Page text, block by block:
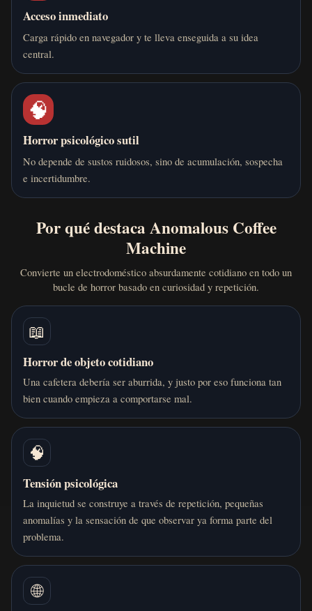
Acceso inmediato
Carga rápido en navegador y te lleva enseguida a su idea
central.
🧠
Horror psicológico sutil
No depende de sustos ruidosos, sino de acumulación, sospecha
e incertidumbre.
Por qué destaca Anomalous Coffee
Machine
Convierte un electrodoméstico absurdamente cotidiano en todo un
bucle de horror basado en curiosidad y repetición.
📖
Horror de objeto cotidiano
Una cafetera debería ser aburrida, y justo por eso funciona tan
bien cuando empieza a comportarse mal.
🧠
Tensión psicológica
La inquietud se construye a través de repetición, pequeñas
anomalías y la sensación de que observar ya forma parte del
problema.
🌐